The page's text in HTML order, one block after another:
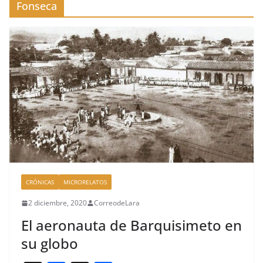
Fonseca
CRÓNICAS MICRORELATOS
2 diciembre, 2020 CorreodeLara
El aeronauta de Barquisimeto en
su globo